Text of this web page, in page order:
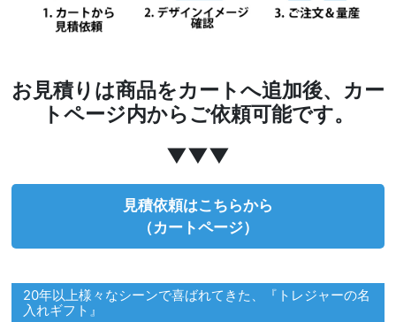
お見積りは商品をカートへ追加後、カー
トページ内からご依頼可能です。
▼▼▼
見積依頼はこちらから
（カートページ）
20年以上様々なシーンで喜ばれてきた、『トレジャーの名
入れギフト』